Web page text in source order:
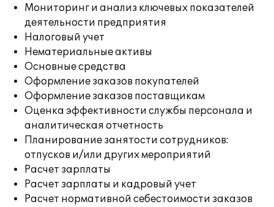
Мониторинг и анализ ключевых показателей
деятельности предприятия
Налоговый учет
Нематериальные активы
Основные средства
Оформление заказов покупателей
Оформление заказов поставщикам
Оценка эффективности службы персонала и
аналитическая отчетность
Планирование занятости сотрудников:
отпусков и/или других мероприятий
Расчет зарплаты
Расчет зарплаты и кадровый учет
Расчет нормативной себестоимости заказов